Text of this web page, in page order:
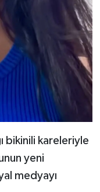
bikinili kareleriyle
yeni
medyayı